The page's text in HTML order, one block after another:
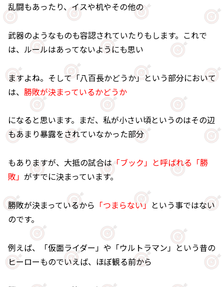
乱闘もあったり、イスや机やその他の
武器のようなものも容認されていたりもします。これで
は、ルールはあってないようにも思い
ますよね。そして「八百長かどうか」という部分において
は、 勝敗が決まっているかどうか
になると思います。まだ、私が小さい頃というのはその辺
もあまり暴露をされていなかった部分
もありますが、大抵の試合は「ブック」と呼ばれる「勝
敗」 がすでに決まっています。
勝敗が決まっているから 「つまらない」 という事ではない
のです。
例えば、「仮面ライダー」や「ウルトラマン」という昔の
ヒーローものでいえば、ほぼ観る前から